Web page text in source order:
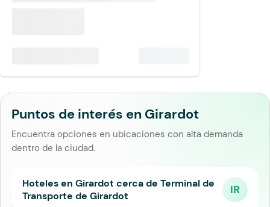
Puntos de interés en Girardot
Encuentra opciones en ubicaciones con alta demanda
dentro de la ciudad.
Hoteles en Girardot cerca de Terminal de
Transporte de Girardot
IR